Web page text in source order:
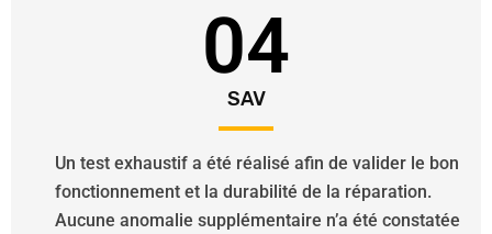
04
SAV
Un test exhaustif a été réalisé afin de valider le bon
fonctionnement et la durabilité de la réparation.
Aucune anomalie supplémentaire n’a été constatée